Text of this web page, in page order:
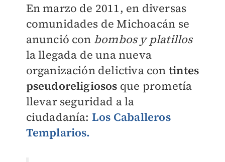
En marzo de 2011, en diversas
comunidades de Michoacán se
anunció con bombos y platillos
la llegada de una nueva
organización delictiva con tintes
pseudoreligiosos que prometía
llevar seguridad a la
ciudadanía: Los Caballeros
Templarios.